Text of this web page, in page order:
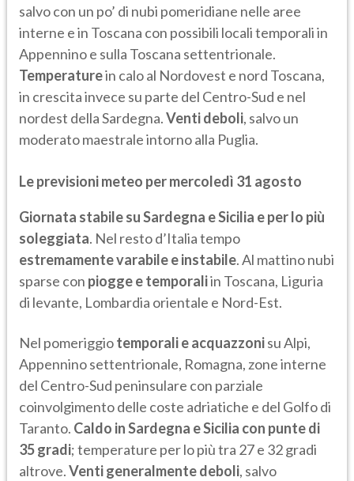
salvo con un po’ di nubi pomeridiane nelle aree
interne e in Toscana con possibili locali temporali in
Appennino e sulla Toscana settentrionale.
Temperaturein calo al Nordovest e nord Toscana,
in crescita invece su parte del Centro-Sud e nel
nordest della Sardegna.Venti deboli, salvo un
moderato maestrale intorno alla Puglia.
Le previsioni meteo per mercoledì 31 agosto
Giornata stabile su Sardegna e Sicilia e per lo più
soleggiata. Nel resto d’Italia tempo
estremamente varabile e instabile. Al mattino nubi
sparse con piogge e temporaliin Toscana, Liguria
di levante, Lombardia orientale e Nord-Est.
Nel pomeriggiotemporali e acquazzonisu Alpi,
Appennino settentrionale, Romagna, zone interne
del Centro-Sud peninsulare con parziale
coinvolgimento delle coste adriatiche e del Golfo di
Taranto. Caldo in Sardegna e Sicilia con punte di
35 gradi; temperature per lo più tra 27 e 32 gradi
altrove.Venti generalmente deboli, salvo